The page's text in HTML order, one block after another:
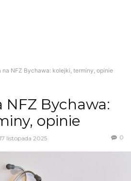
na NFZ Bychawa: kolejki, terminy, opinie
NFZ Bychawa:
opinie
17 listopada 2025 0